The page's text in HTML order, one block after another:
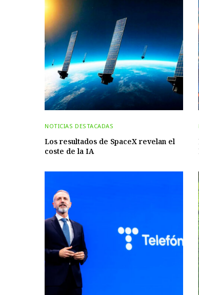
NOTICIAS DESTACADAS
Los resultados de SpaceX revelan el
coste de la IA